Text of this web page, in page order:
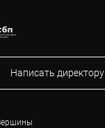
Написать директору